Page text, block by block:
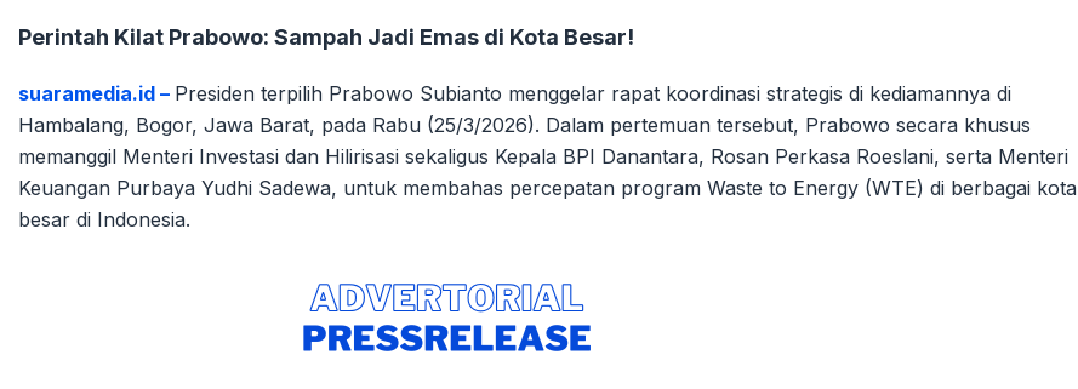
Perintah Kilat Prabowo: Sampah Jadi Emas di Kota Besar!
suaramedia.id – Presiden terpilih Prabowo Subianto menggelar rapat koordinasi strategis di kediamannya di
Hambalang, Bogor, Jawa Barat, pada Rabu (25/3/2026). Dalam pertemuan tersebut, Prabowo secara khusus
memanggil Menteri Investasi dan Hilirisasi sekaligus Kepala BPI Danantara, Rosan Perkasa Roeslani, serta Menteri
Keuangan Purbaya Yudhi Sadewa, untuk membahas percepatan program Waste to Energy (WTE) di berbagai kota
besar di Indonesia.